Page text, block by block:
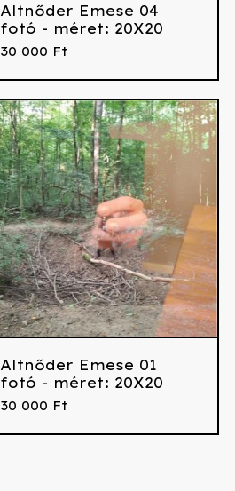
Altnőder Emese 04
fotó - méret: 20X20
30 000 Ft
Altnőder Emese 01
fotó - méret: 20X20
30 000 Ft